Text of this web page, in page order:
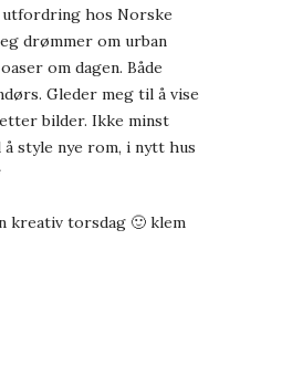
utfordring hos Norske
drømmer om urban
om dagen. Både
Gleder meg til å vise
bilder. Ikke minst
style nye rom, i nytt hus
kreativ torsdag 🙂 klem